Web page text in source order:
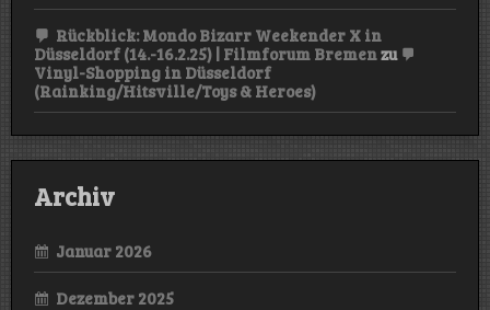
Rückblick: Mondo Bizarr Weekender X in
Düsseldorf (14.-16.2.25) | Filmforum Bremenzu
Vinyl-Shopping in Düsseldorf
(Rainking/Hitsville/Toys & Heroes)
Archiv
Januar 2026
Dezember 2025